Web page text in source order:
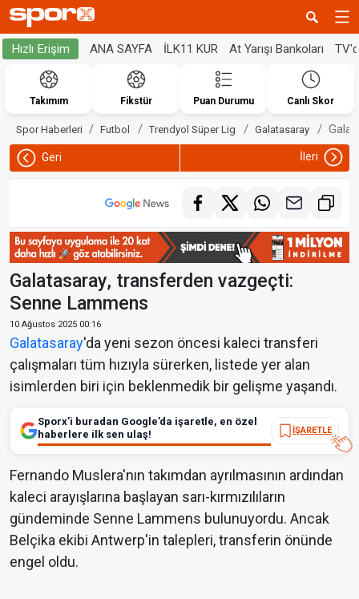
Hızlı Erişim ANA SAYFA İLK11 KUR At Yarışı Bankoları
Takımım Fikstür Puan Durumu Canlı Skor
Spor Haberleri Futbol Trendyol Süper Lig Galatasaray
Geri İleri
Galatasaray, transferden vazgeçti:
Senne Lammens
10 Ağustos 2025 00:16
Galatasaray'da yeni sezon öncesi kaleci transferi
çalışmaları tüm hızıyla sürerken, listede yer alan
isimlerden biri için beklenmedik bir gelişme yaşandı.
Sporx’i buradan Google’da işaretle, en özel
haberlere ilk sen ulaş!
İŞARETLE
Fernando Muslera'nın takımdan ayrılmasının ardından
kaleci arayışlarına başlayan sarı-kırmızılıların
gündeminde Senne Lammens bulunuyordu. Ancak
Belçika ekibi Antwerp'in talepleri, transferin önünde
engel oldu.